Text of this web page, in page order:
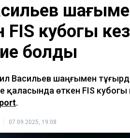
FIS кубогы
болды
Васильев шаңғымен
өткен FIS кубогы
.
07.09.2025, 19:08